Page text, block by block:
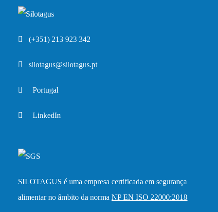
(+351) 213 923 342
silotagus@silotagus.pt
Portugal
LinkedIn
SILOTAGUS é uma empresa certificada em segurança
alimentar no âmbito da normaNP EN ISO 22000:2018